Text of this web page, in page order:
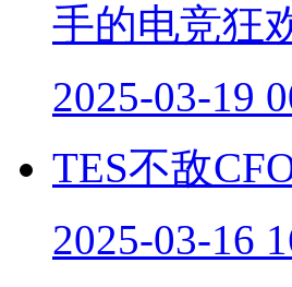
手的电竞狂
2025-03-19
TES不敌
2025-03-16